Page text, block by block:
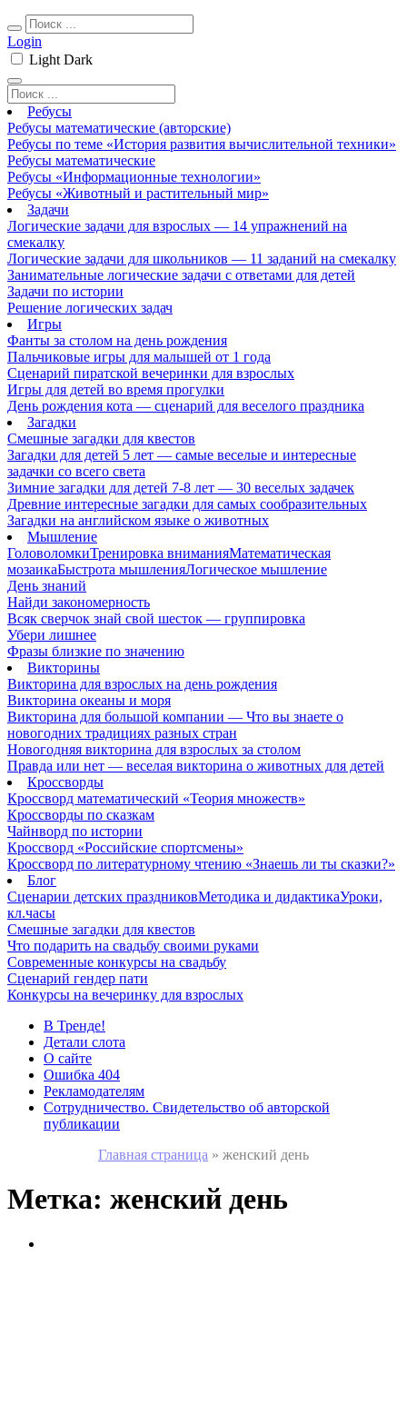
Login
Light Dark
Ребусы
Ребусы математические (авторские)
Ребусы по теме «История развития вычислительной техники»
Ребусы математические
Ребусы «Информационные технологии»
Ребусы «Животный и растительный мир»
Задачи
Логические задачи для взрослых — 14 упражнений на
смекалку
Логические задачи для школьников — 11 заданий на смекалку
Занимательные логические задачи с ответами для детей
Задачи по истории
Решение логических задач
Игры
Фанты за столом на день рождения
Пальчиковые игры для малышей от 1 года
Сценарий пиратской вечеринки для взрослых
Игры для детей во время прогулки
День рождения кота — сценарий для веселого праздника
Загадки
Смешные загадки для квестов
Загадки для детей 5 лет — самые веселые и интересные
задачки со всего света
Зимние загадки для детей 7-8 лет — 30 веселых задачек
Древние интересные загадки для самых сообразительных
Загадки на английском языке о животных
Мышление
ГоловоломкиТренировка вниманияМатематическая
мозаикаБыстрота мышленияЛогическое мышление
День знаний
Найди закономерность
Всяк сверчок знай свой шесток — группировка
Убери лишнее
Фразы близкие по значению
Викторины
Викторина для взрослых на день рождения
Викторина океаны и моря
Викторина для большой компании — Что вы знаете о
новогодних традициях разных стран
Новогодняя викторина для взрослых за столом
Правда или нет — веселая викторина о животных для детей
Кроссворды
Кроссворд математический «Теория множеств»
Кроссворды по сказкам
Чайнворд по истории
Кроссворд «Российские спортсмены»
Кроссворд по литературному чтению «Знаешь ли ты сказки?»
Блог
Сценарии детских праздниковМетодика и дидактикаУроки,
кл.часы
Смешные загадки для квестов
Что подарить на свадьбу своими руками
Современные конкурсы на свадьбу
Сценарий гендер пати
Конкурсы на вечеринку для взрослых
В Тренде!
Детали слота
О сайте
Ошибка 404
Рекламодателям
Сотрудничество. Свидетельство об авторской
публикации
Главная страница » женский день
Метка: женский день